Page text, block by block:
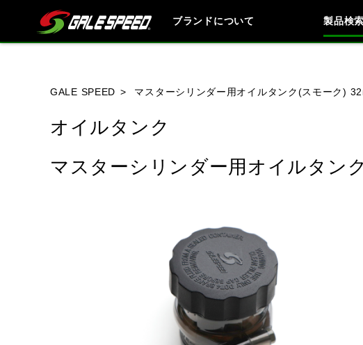
ブランドについて 製品検索
GALE SPEED マスターシリンダー用オイルタンク(スモーク)
オイルタンク
マスターシリンダー用オイルタン